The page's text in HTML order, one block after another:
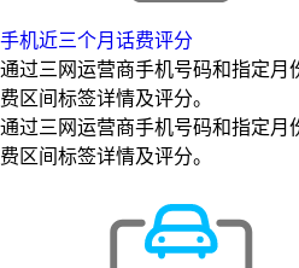
手机近三个月话费评分
通过三网运营商手机号码和指定
费区间标签详情及评分。
通过三网运营商手机号码和指定
费区间标签详情及评分。